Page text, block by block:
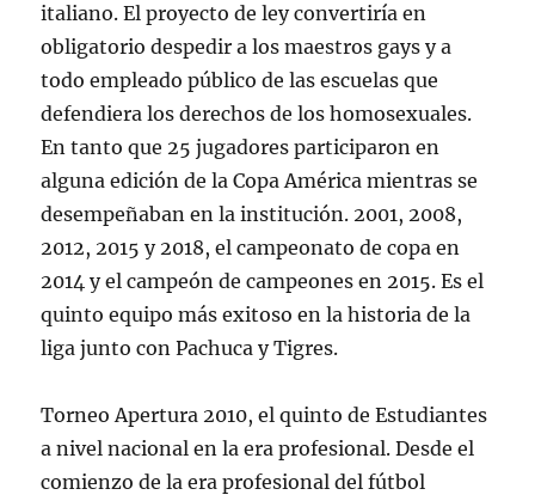
italiano. El proyecto de ley convertiría en
obligatorio despedir a los maestros gays y a
todo empleado público de las escuelas que
defendiera los derechos de los homosexuales.
En tanto que 25 jugadores participaron en
alguna edición de la Copa América mientras se
desempeñaban en la institución. 2001, 2008,
2012, 2015 y 2018, el campeonato de copa en
2014 y el campeón de campeones en 2015. Es el
quinto equipo más exitoso en la historia de la
liga junto con Pachuca y Tigres.
Torneo Apertura 2010, el quinto de Estudiantes
a nivel nacional en la era profesional. Desde el
comienzo de la era profesional del fútbol